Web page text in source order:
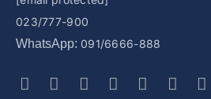
023/777-900
WhatsApp: 091/6666-888